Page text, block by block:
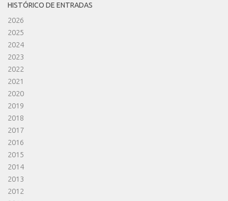
HISTÓRICO DE ENTRADAS
2026
2025
2024
2023
2022
2021
2020
2019
2018
2017
2016
2015
2014
2013
2012